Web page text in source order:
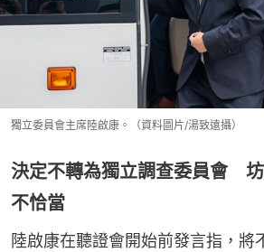
獨立委員會主席陸啟康。（資料圖片/湯致遠攝）
決定不轉為獨立調查委員會
不恰當
陸啟康在聽證會開始前發言指，將